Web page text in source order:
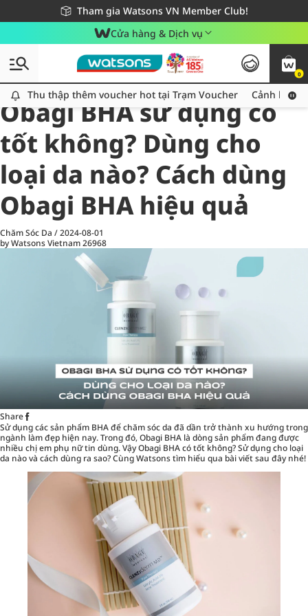
Tham gia Watsons VN Member Club!
Miễn phí giao hàng cho đơn hàng từ 249,000Đ
Giao hàng nhanh 24h - Áp dụng khu vực TP. Hồ Chí Minh
Cửa hàng & Dịch vụ
0
Thu thập thêm voucher hot tại Trạm Voucher
Thu thập thêm voucher hot tại Trạm Voucher Cảnh báo
All
Chăm Sóc Cá Nhân
Obagi BHA sử dụng có
tốt không? Dùng cho
loại da nào? Cách dùng
Obagi BHA hiệu quả
Chăm Sóc Da /2024-08-01
by Watsons Vietnam26968
Share
Sử dụng các sản phẩm BHA đểchăm sóc da đã dần trở thành xu hướng trong
ngành làm đẹp hiện nay. Trong đó, Obagi BHA là dòng sản phẩm đang được
nhiều chị em phụ nữ tin dùng. Vậy Obagi BHA có tốt không? Sử dụng cho loại
da nào và cách dùng ra sao? Cùng Watsons tìm hiểu qua bài viết sau đây nhé!